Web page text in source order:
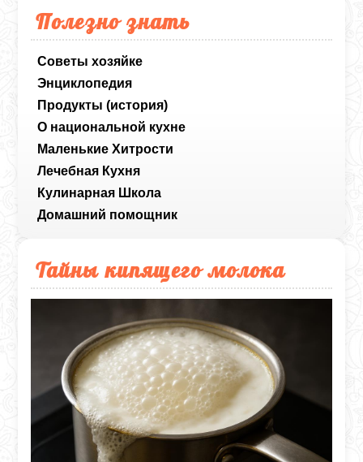
Полезно знать
Советы хозяйке
Энциклопедия
Продукты (история)
О национальной кухне
Маленькие Хитрости
Лечебная Кухня
Кулинарная Школа
Домашний помощник
Тайны кипящего молока